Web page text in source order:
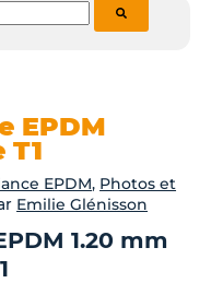
EPDM
T1
EPDM, Photos et
Emilie Glénisson
1.20 mm